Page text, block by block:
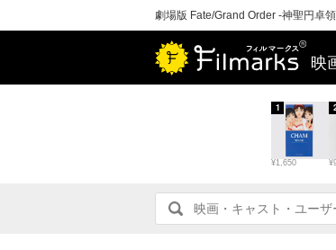
劇場版 Fate/Grand Order -神聖円卓
映
¥1,650
1